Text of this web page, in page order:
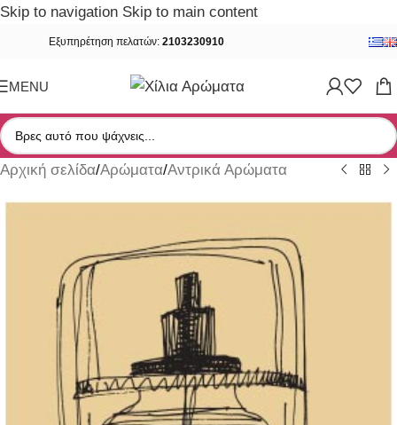
Skip to navigation Skip to main content
Εξυπηρέτηση πελατών: 2103230910
MENU
Αρχική σελίδα/Αρώματα/Αντρικά Αρώματα